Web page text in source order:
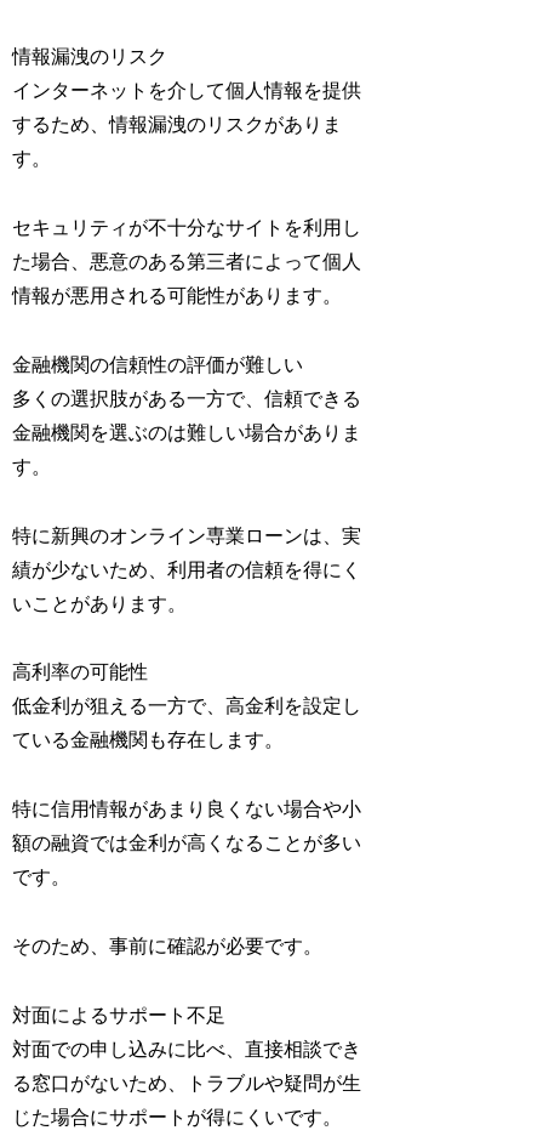
情報漏洩のリスク
インターネットを介して個人情報を提供
するため、情報漏洩のリスクがありま
す。
セキュリティが不十分なサイトを利用し
た場合、悪意のある第三者によって個人
情報が悪用される可能性があります。
金融機関の信頼性の評価が難しい
多くの選択肢がある一方で、信頼できる
金融機関を選ぶのは難しい場合がありま
す。
特に新興のオンライン専業ローンは、実
績が少ないため、利用者の信頼を得にく
いことがあります。
高利率の可能性
低金利が狙える一方で、高金利を設定し
ている金融機関も存在します。
特に信用情報があまり良くない場合や小
額の融資では金利が高くなることが多い
です。
そのため、事前に確認が必要です。
対面によるサポート不足
対面での申し込みに比べ、直接相談でき
る窓口がないため、トラブルや疑問が生
じた場合にサポートが得にくいです。